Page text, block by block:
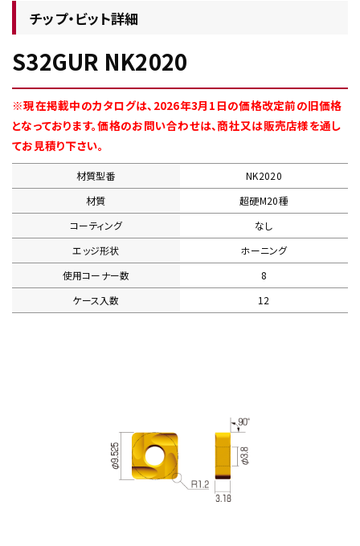
生産終了品
チップ・ビット詳細
S32GUR NK2020
※現在掲載中のカタログは、2026年3月1日の価格改定前の旧価格
となっております。価格のお問い合わせは、商社又は販売店様を通し
てお見積り下さい。
材質型番
NK2020
材質
超硬M20種
コーティング
なし
エッジ形状
ホーニング
使用コーナー数
8
ケース入数
12